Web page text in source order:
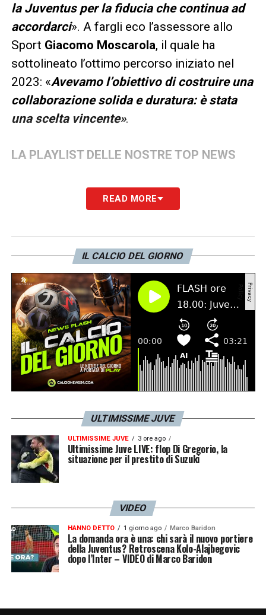
la Juventus per la fiducia che continua ad
accordarci». A fargli eco l’assessore allo
Sport Giacomo Moscarola, il quale ha
sottolineato l’ottimo percorso iniziato nel
2023: «Avevamo l’obiettivo di costruire una
collaborazione solida e duratura: è stata
una scelta vincente».
LA PLAYLIST DELLE NOSTRE TOP NEWS
READ MORE
IL CALCIO DEL GIORNO
ULTIMISSIME JUVE
ULTIMISSIME JUVE 3 ore ago
Ultimissime Juve LIVE: flop Di Gregorio, la
situazione per il prestito di Suzuki
VIDEO
HANNO DETTO 1 giorno ago Marco Baridon
La domanda ora è una: chi sarà il nuovo portiere
della Juventus? Retroscena Kolo-Alajbegovic
dopo l’Inter – VIDEO di Marco Baridon